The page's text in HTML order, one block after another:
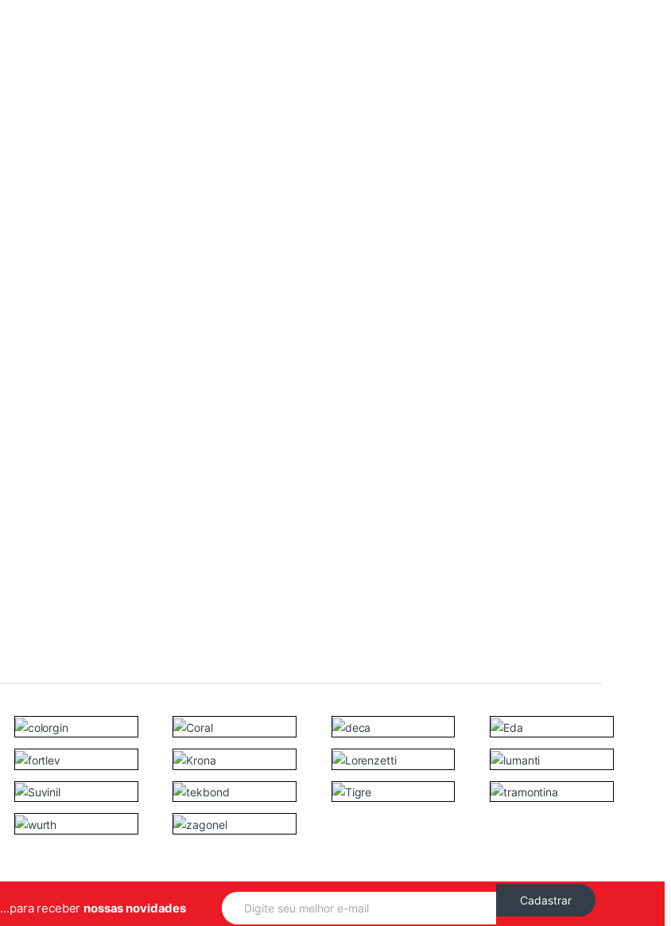
...para recebernossas novidades
E
m
Cadastrar